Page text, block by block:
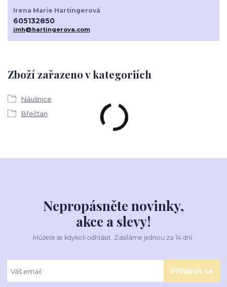
Zboží zařazeno v kategoriích
Náušnice
Břečťan
Irena Marie Hartingerová
605132850
imh@hartingerova.com
Nepropásněte novinky,
akce a slevy!
Můžete se kdykoli odhlásit. Zasíláme jednou za 14 dní.
Přihlásit se